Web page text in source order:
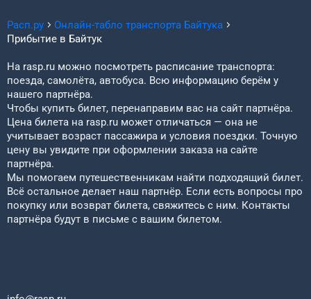
Расп.ру Онлайн-табло транспорта Байтука
Прибытие в Байтук
На rasp.ru можно посмотреть расписание транспорта:
поезда, самолёта, автобуса. Всю информацию берём у
нашего партнёра.
Чтобы купить билет, перенаправим вас на сайт партнёра.
Цена билета на rasp.ru может отличаться — она не
учитывает возраст пассажира и условия поездки. Точную
цену вы увидите при оформлении заказа на сайте
партнёра.
Мы помогаем путешественникам найти подходящий билет.
Всё остальное делает наш партнёр. Если есть вопросы про
покупку или возврат билета, свяжитесь с ним. Контакты
партнёра будут в письме с вашим билетом.